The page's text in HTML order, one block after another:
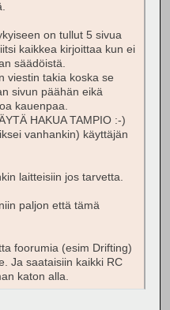
on tullut 5 sivua
kaikkea kirjoittaa kun ei
säädöistä.
viestin takia koska se
sivun päähän eikä
kauenpaa.
HAKUA TAMPIO :-)
vanhankin) käyttäjän
laitteisiin jos tarvetta.
paljon että tämä
foorumia (esim Drifting)
Ja saataisiin kaikki RC
katon alla.